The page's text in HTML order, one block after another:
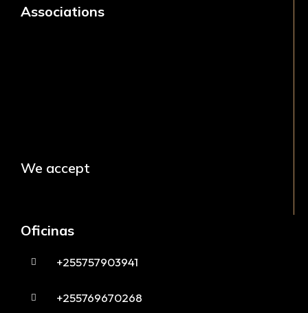
Associations
We accept
Oficinas
+255757903941
+255769670268